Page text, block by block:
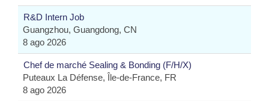
R&D Intern Job
Guangzhou, Guangdong, CN
8 ago 2026
Chef de marché Sealing & Bonding (F/H/X)
Puteaux La Défense, Île-de-France, FR
8 ago 2026